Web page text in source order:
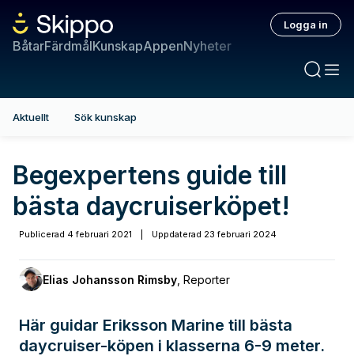
BåtarFärdmålKunskapAppenNyheter
Logga in
Aktuellt Sök kunskap
Begexpertens guide till
bästa daycruiserköpet!
Publicerad 4 februari 2021 Uppdaterad 23 februari 2024
Elias Johansson Rimsby Reporter
Här guidar Eriksson Marine till bästa
daycruiser-köpen i klasserna 6-9 meter.